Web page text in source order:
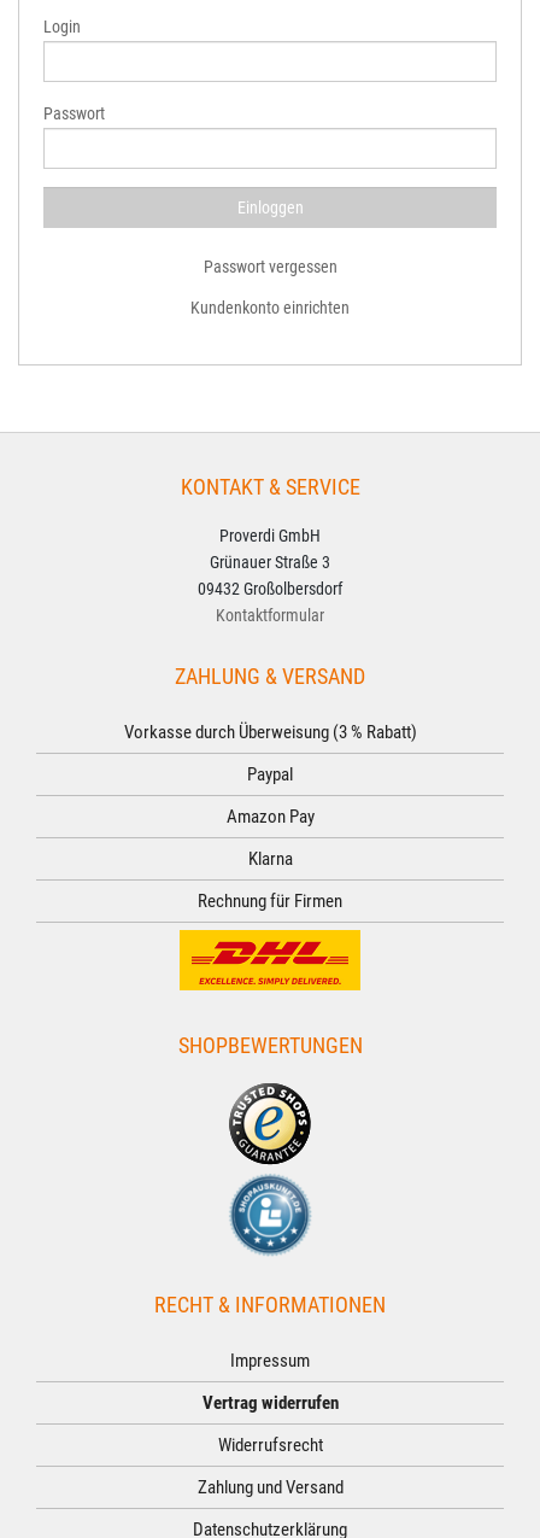
Login
Passwort
Passwort vergessen
Kundenkonto einrichten
KONTAKT & SERVICE
Proverdi GmbH
Grünauer Straße 3
09432 Großolbersdorf
Kontaktformular
ZAHLUNG & VERSAND
Vorkasse durch Überweisung (3 % Rabatt)
Paypal
Amazon Pay
Klarna
Rechnung für Firmen
SHOPBEWERTUNGEN
RECHT & INFORMATIONEN
Impressum
Vertrag widerrufen
Widerrufsrecht
Zahlung und Versand
Datenschutzerklärung